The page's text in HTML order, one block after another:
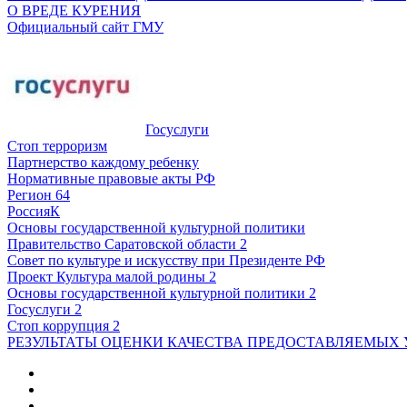
О ВРЕДЕ КУРЕНИЯ
Официальный сайт ГМУ
Госуслуги
Стоп терроризм
Партнерство каждому ребенку
Нормативные правовые акты РФ
Регион 64
РоссияК
Основы государственной культурной политики
Правительство Саратовской области 2
Совет по культуре и искусству при Президенте РФ
Проект Культура малой родины 2
Основы государственной культурной политики 2
Госуслуги 2
Стоп коррупция 2
РЕЗУЛЬТАТЫ ОЦЕНКИ КАЧЕСТВА ПРЕДОСТАВЛЯЕМЫХ